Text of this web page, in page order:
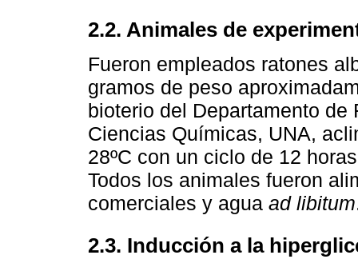
2.2. Animales de
Fueron empleados ratones
gramos de peso
bioterio del Departamento
Ciencias Químicas, UNA,
28ºC con un ciclo de 12
Todos los animales fueron
comerciales y agua ad libitum
2.3. Inducción a la